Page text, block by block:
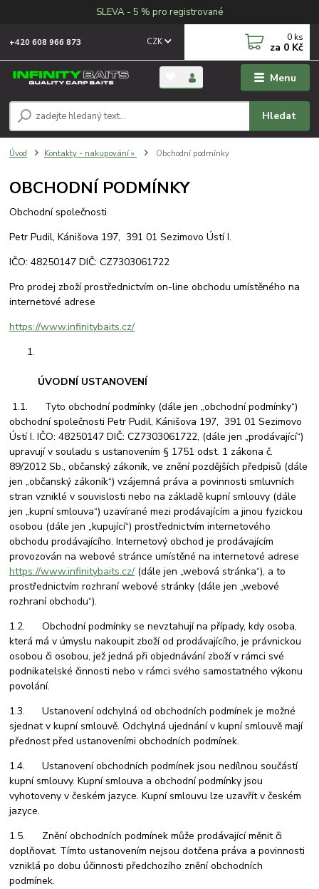
SLEVA - 5 % pro registrované
Menu
CZK
Hledat
+420 608 966 873 0 ks
za 0 Kč
Úvod Kontakty - nakupování » Obchodní podmínky
OBCHODNÍ PODMÍNKY
Obchodní společnosti
Petr Pudil, Kánišova 197, 391 01 Sezimovo Ústí I.
IČO: 48250147 DIČ: CZ7303061722
Pro prodej zboží prostřednictvím on-line obchodu umístěného na
internetové adrese
https://www.infinitybaits.cz/
ÚVODNÍ USTANOVENÍ
1.1. Tyto obchodní podmínky (dále jen „obchodní podmínky“)
obchodní společnosti Petr Pudil, Kánišova 197, 391 01 Sezimovo
Ústí I. IČO: 48250147 DIČ: CZ7303061722, (dále jen „prodávající“)
upravují v souladu s ustanovením § 1751 odst. 1 zákona č.
89/2012 Sb., občanský zákoník, ve znění pozdějších předpisů (dále
jen „občanský zákoník“) vzájemná práva a povinnosti smluvních
stran vzniklé v souvislosti nebo na základě kupní smlouvy (dále
jen „kupní smlouva“) uzavírané mezi prodávajícím a jinou fyzickou
osobou (dále jen „kupující“) prostřednictvím internetového
obchodu prodávajícího. Internetový obchod je prodávajícím
provozován na webové stránce umístěné na internetové adrese
https://www.infinitybaits.cz/ (dále jen „webová stránka“), a to
prostřednictvím rozhraní webové stránky (dále jen „webové
rozhraní obchodu“).
1.2. Obchodní podmínky se nevztahují na případy, kdy osoba,
která má v úmyslu nakoupit zboží od prodávajícího, je právnickou
osobou či osobou, jež jedná při objednávání zboží v rámci své
podnikatelské činnosti nebo v rámci svého samostatného výkonu
povolání.
1.3. Ustanovení odchylná od obchodních podmínek je možné
sjednat v kupní smlouvě. Odchylná ujednání v kupní smlouvě mají
přednost před ustanoveními obchodních podmínek.
1.4. Ustanovení obchodních podmínek jsou nedílnou součástí
kupní smlouvy. Kupní smlouva a obchodní podmínky jsou
vyhotoveny v českém jazyce. Kupní smlouvu lze uzavřít v českém
jazyce.
1.5. Znění obchodních podmínek může prodávající měnit či
doplňovat. Tímto ustanovením nejsou dotčena práva a povinnosti
vzniklá po dobu účinnosti předchozího znění obchodních
podmínek.